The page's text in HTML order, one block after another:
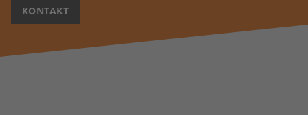
KONTAKT